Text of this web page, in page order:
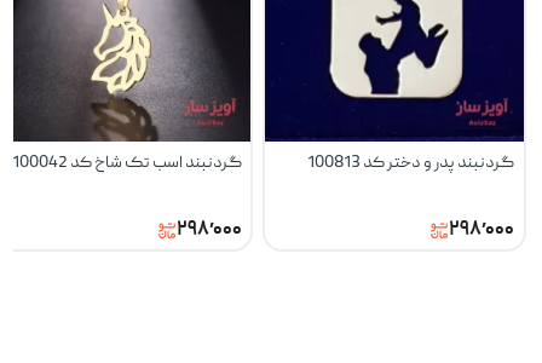
گردنبند پدر و دختر کد 100813
۲۹۸٬۰۰۰
گردنبند اسب تک شاخ کد 100042
۲۹۸٬۰۰۰